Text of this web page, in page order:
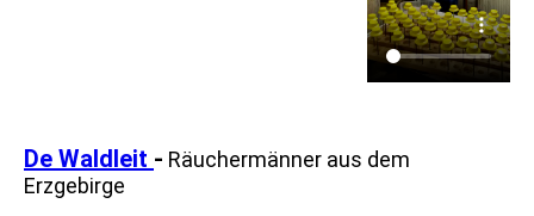
De Waldleit - Räuchermänner aus dem
Erzgebirge